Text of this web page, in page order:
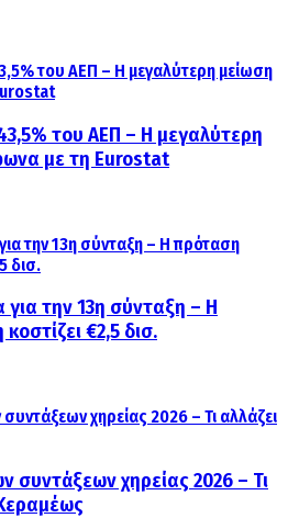
του ΑΕΠ – Η μεγαλύτερη
με τη Eurostat
την 13η σύνταξη – Η
€2,5 δισ.
συντάξεων χηρείας 2026 – Τι